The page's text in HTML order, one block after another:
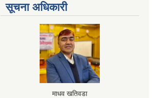
सूचना अधिकारी
माधव खतिवडा